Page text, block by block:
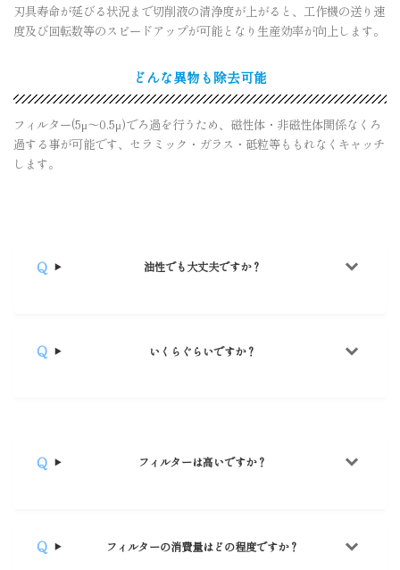
刃具寿命が延びる状況まで切削液の清浄度が上がると、工作機の送り速
度及び回転数等のスピードアップが可能となり生産効率が向上します。
どんな異物も除去可能
フィルター(5μ～0.5μ)でろ過を行うため、磁性体・非磁性体関係なくろ
過する事が可能です、セラミック・ガラス・砥粒等ももれなくキャッチ
します。
油性でも大丈夫ですか？
いくらぐらいですか？
フィルターは高いですか？
フィルターの消費量はどの程度ですか？